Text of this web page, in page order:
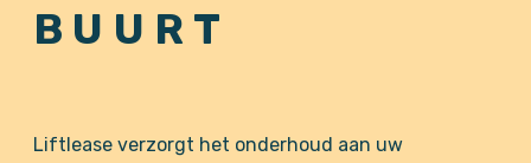
BUURT
Liftlease verzorgt het onderhoud aan uw